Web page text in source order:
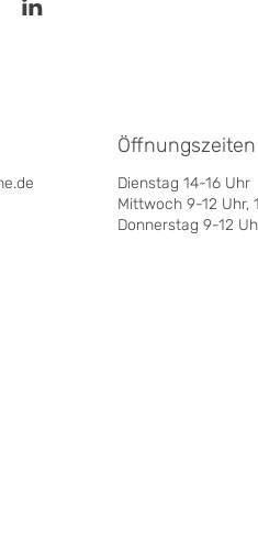
Dienstag 14-16 Uhr
Mittwoch 9-12 Uhr,
Donnerstag 9-12
Öffnungszeiten